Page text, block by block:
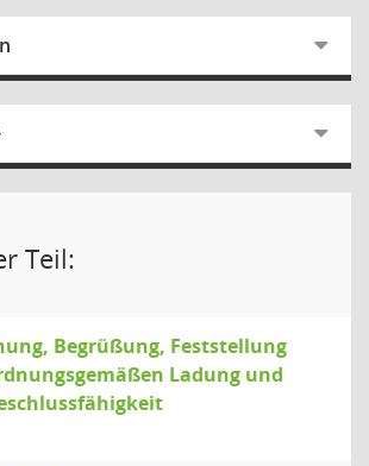
Teil:
Begrüßung, Feststellung
Ladung und